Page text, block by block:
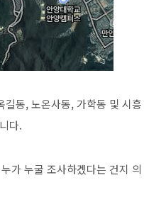
동, 노온사동, 가학동 및 시흥
다.
가 누굴 조사하겠다는 건지 의